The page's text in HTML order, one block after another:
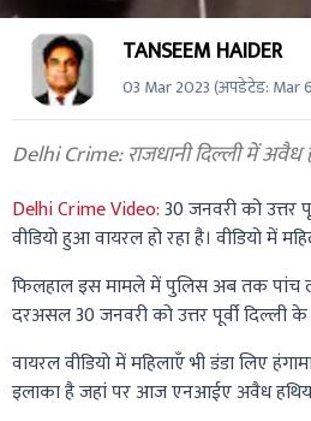
seconds
secondsVolume
0%
TANSEEM HAIDER
03 Mar 2023(अपडेटेड: Mar
Delhi Crime: राजधानी दिल्ली में अवैध
Delhi Crime Video:30 जनवरी को
वीडियो हुआ वायरल हो रहा है। वीडियो में
फिलहाल इस मामले में पुलिस अब तक पांच
दरअसल 30 जनवरी को उत्तर पूर्वी दिल्ली
वायरल वीडियो में महिलाएँ भी डंडा लिए
इलाका है जहां पर आज एनआईए अवैध